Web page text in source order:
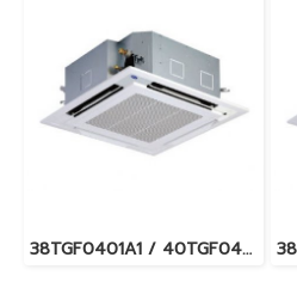
38TGF0401A1 / 40TGF0401UP แอร์แคเรียร์ รุ่นฝังฝ้า 4 ทิศทาง Carrier 4-Way Cassette Type Fixed Speed น้ำยา R32 พร้อมบริการติดตั้ง